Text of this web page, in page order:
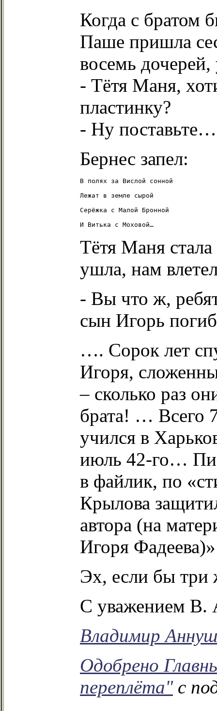
Когда с братом
Паше пришла
восемь
- Тётя Маня,
пластинку?
- Ну поставьте…
Бернес запел:
В полях за Вислой сонной
Лежат в земле сырой
Серёжка с Малой Бронной
Тётя Маня
ушла, нам
- Вы что ж,
сын Игорь
…. Сорок лет
Игоря,
– сколько раз
брата! … Всего
учился в
июль 42-го…
в файлик, по
Крылова
автора (на
Игоря
Эх, если бы три
С уважением В.
Владимир
Одобрено
переплёта"с